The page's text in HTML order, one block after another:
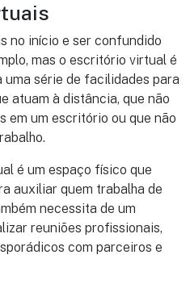
no início e ser confundido
mas o escritório virtual é
uma série de facilidades para
atuam à distância, que não
em um escritório ou que não
é um espaço físico que
auxiliar quem trabalha de
necessita de um
reuniões profissionais,
com parceiros e